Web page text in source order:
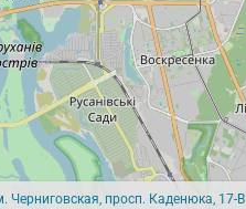
Черниговская, просп. Каденюка, 17-В